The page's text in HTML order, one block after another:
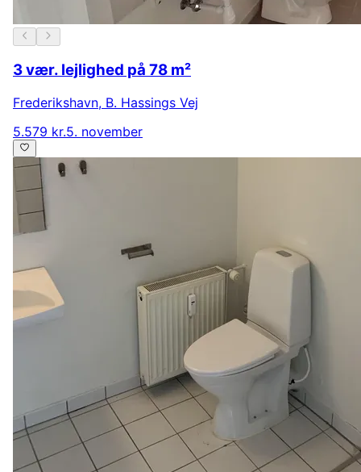
3 vær. lejlighed på 78 m²
Frederikshavn, B. Hassings Vej
5.579 kr.5. november